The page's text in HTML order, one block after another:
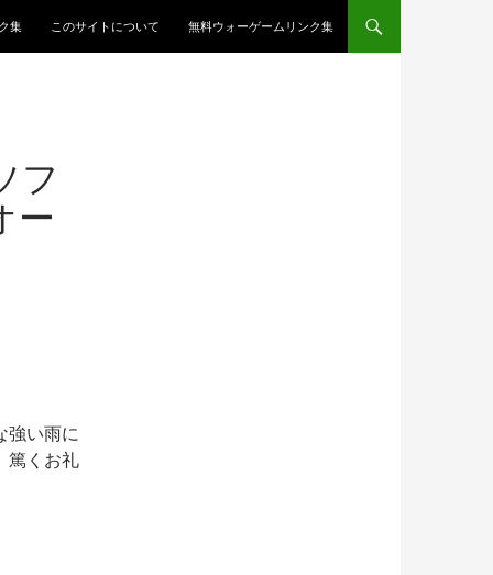
集 このサイトについて 無料ウォーゲームリンク集
フ
ー
強い雨に
篤くお礼